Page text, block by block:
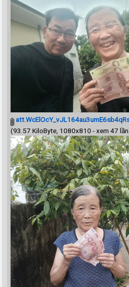
(93.57 KiloByte, 1080x810 - xem 47